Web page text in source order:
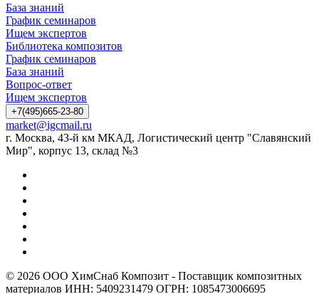
База знаний
График семинаров
Ищем экспертов
Библиотека композитов
График семинаров
База знаний
Вопрос-ответ
Ищем экспертов
+7(495)665-23-80
market@igcmail.ru
г. Москва, 43-й км МКАД, Логистический центр "Славянский
Мир", корпус 13, склад №3
© 2026 ООО ХимСнаб Композит - Поставщик композитных
материалов ИНН: 5409231479 ОГРН: 1085473006695